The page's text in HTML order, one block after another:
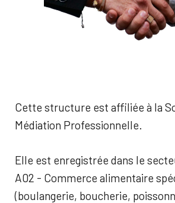
Cette structure est affiliée à la
Médiation Professionnelle.
Elle est enregistrée dans le
A02 - Commerce alimentaire
(boulangerie, boucherie,